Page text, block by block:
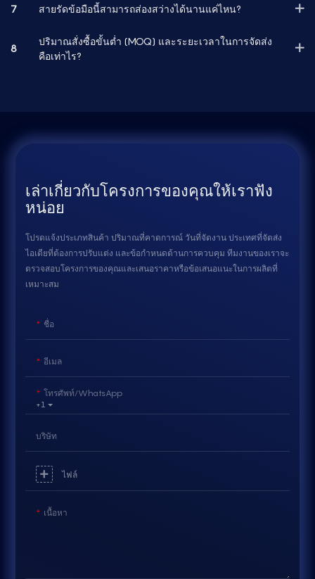
7 สายรัดข้อมือนี้สามารถส่องสว่างได้นานแค่ไหน?
8
ปริมาณสั่งซื้อขั้นต่ำ (MOQ) และระยะเวลาในการจัดส่ง
คือเท่าไร?
เล่าเกี่ยวกับโครงการของคุณให้เราฟัง
หน่อย
โปรดแจ้งประเภทสินค้า ปริมาณที่คาดการณ์ วันที่จัดงาน ประเทศที่จัดส่ง
ไอเดียที่ต้องการปรับแต่ง และข้อกำหนดด้านการควบคุม ทีมงานของเราจะ
ตรวจสอบโครงการของคุณและเสนอราคาหรือข้อเสนอแนะในการผลิตที่
เหมาะสม
ชื่อ
อีเมล
+1
โทรศัพท์/WhatsApp
บริษัท
ไฟล์
เนื้อหา